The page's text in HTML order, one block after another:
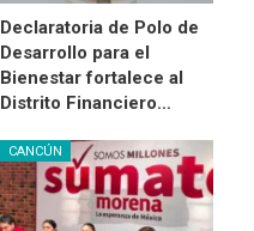
Declaratoria de Polo de
Desarrollo para el
Bienestar fortalece al
Distrito Financiero…
CANCÚN